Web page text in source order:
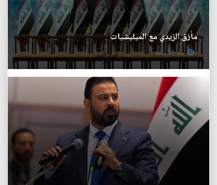
مأزق الزيدي مع الميليشيات
منذ 15 ساعة